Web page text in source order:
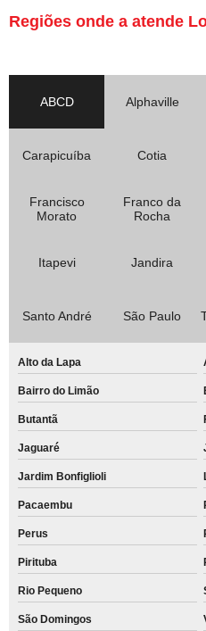
Regiões onde a atende
ABCD Alphaville
Carapicuíba Cotia
Francisco
Morato
Franco da
Rocha
Itapevi Jandira
Santo André São Paulo
Alto da Lapa
Bairro do Limão
Butantã
Jaguaré
Jardim Bonfiglioli
Pacaembu
Perus
Pirituba
Rio Pequeno
São Domingos